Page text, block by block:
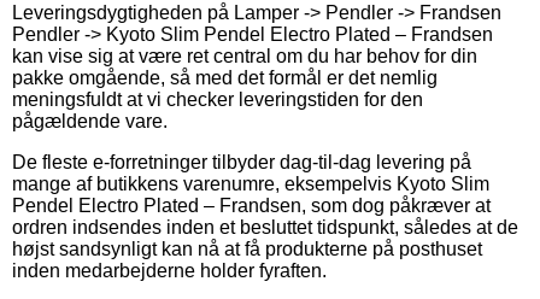
Leveringsdygtigheden på Lamper -> Pendler -> Frandsen
Pendler -> Kyoto Slim Pendel Electro Plated – Frandsen
kan vise sig at være ret central om du har behov for din
pakke omgående, så med det formål er det nemlig
meningsfuldt at vi checker leveringstiden for den
pågældende vare.
De fleste e-forretninger tilbyder dag-til-dag levering på
mange af butikkens varenumre, eksempelvis Kyoto Slim
Pendel Electro Plated – Frandsen, som dog påkræver at
ordren indsendes inden et besluttet tidspunkt, således at de
højst sandsynligt kan nå at få produkterne på posthuset
inden medarbejderne holder fyraften.